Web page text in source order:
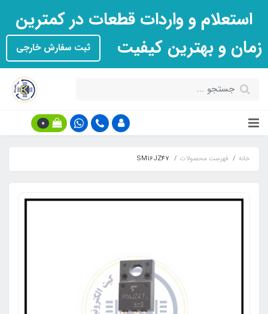
استعلام و واردات قطعات در کمترین
زمان و بهترین کیفیت
ثبت سفارش خارجی
0
خانه فهرست محصولات SM16JZ47